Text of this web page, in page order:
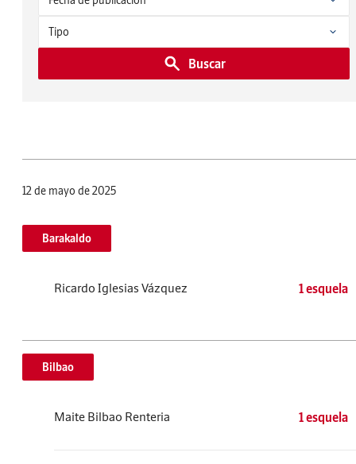
Buscar
12 de mayo de 2025
Barakaldo
Ricardo Iglesias Vázquez 1 esquela
Bilbao
Maite Bilbao Renteria 1 esquela